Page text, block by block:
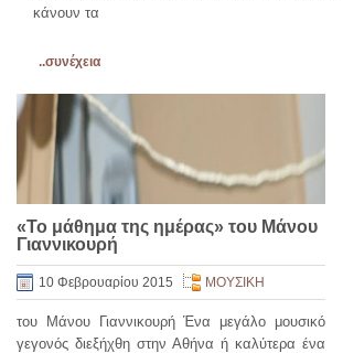
κάνουν τα
..συνέχεια
«Το μάθημα της ημέρας» του Μάνου
Γιαννικουρή
10 Φεβρουαρίου 2015 ΜΟΥΣΙΚΗ
του Μάνου Γιαννικουρή Ένα μεγάλο μουσικό
γεγονός διεξήχθη στην Αθήνα ή καλύτερα ένα